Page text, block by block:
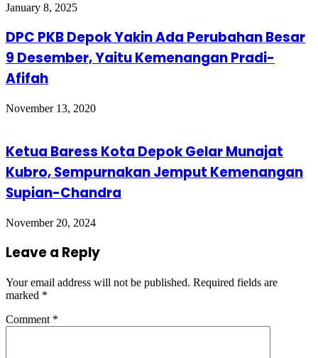
January 8, 2025
DPC PKB Depok Yakin Ada Perubahan Besar
9 Desember, Yaitu Kemenangan Pradi-
Afifah
November 13, 2020
Ketua Baress Kota Depok Gelar Munajat
Kubro, Sempurnakan Jemput Kemenangan
Supian-Chandra
November 20, 2024
Leave a Reply
Your email address will not be published. Required fields are
marked *
Comment *